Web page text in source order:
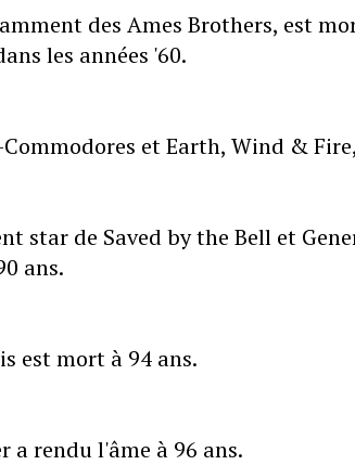
des Ames Brothers, est
les années '60.
et Earth, Wind &
star de Saved by the Bell et
ans.
est mort à 94 ans.
a rendu l'âme à 96 ans.